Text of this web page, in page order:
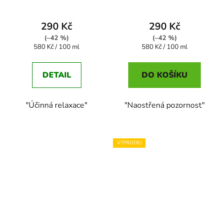
290 Kč
(–42 %)
Měrná
580 Kč / 100 ml
DETAIL
"Účinná relaxace"
290 Kč
(–42 %)
Měrná
580 Kč / 100 ml
DO KOŠÍKU
"Naostřená pozornost"
VÝPRODEJ